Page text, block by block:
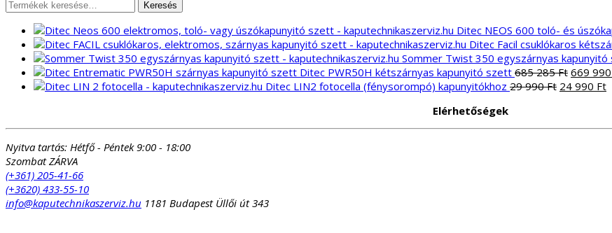
Keresés
a
következőre:
Keresés
Ditec NEOS 600 toló- és
Ditec Facil csuklókaros
Sommer Twist 350 egyszárnyas
Ditec PWR50H kétszárnyas kapunyitó szett 685 285Ft Original
price
285 Ft.
669 990
Ditec LIN2 fotocella (fénysorompó) kapunyitókhoz 29 990Ft Original
29
24 990 Ft
Elérhetőségek
Nyitva tartás: Hétfő - Péntek 9:00 - 18:00
Szombat ZÁRVA
(+361) 205-41-66
(+3620) 433-55-10
info@kaputechnikaszerviz.hu 1181 Budapest Üllői út 343